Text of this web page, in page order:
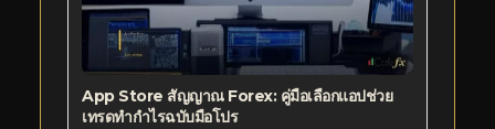
App Store สัญญาณ Forex: คู่มือเลือกแอปช่วย
เทรดทำกำไรฉบับมือโปร